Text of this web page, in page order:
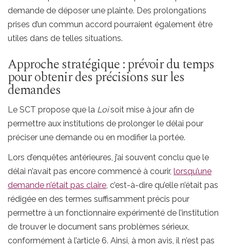
demande de déposer une plainte. Des prolongations
prises d’un commun accord pourraient également être
utiles dans de telles situations.
Approche stratégique : prévoir du temps
pour obtenir des précisions sur les
demandes
Le SCT propose que la Loisoit mise à jour afin de
permettre aux institutions de prolonger le délai pour
préciser une demande ou en modifier la portée.
Lors d’enquêtes antérieures, j’ai souvent conclu que le
délai n’avait pas encore commencé à courir, lorsqu’une
demande n’était pas claire , c’est-à-dire qu’elle n’était pas
rédigée en des termes suffisamment précis pour
permettre à un fonctionnaire expérimenté de l’institution
de trouver le document sans problèmes sérieux,
conformément à l’article 6. Ainsi, à mon avis, il n’est pas